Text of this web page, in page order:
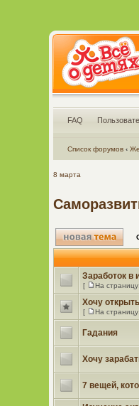
FAQ
Список форумов ‹
8 марта
Заработок в
[ На страницу:
Хочу
[ На страницу:
Гадания
Хочу
7 вещей,